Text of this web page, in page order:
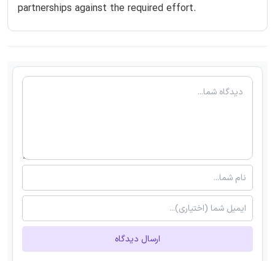
partnerships against the required effort.
ارسال دیدگاه